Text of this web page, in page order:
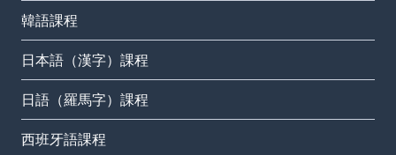
韓語課程
日本語（漢字）課程
日語（羅馬字）課程
西班牙語課程